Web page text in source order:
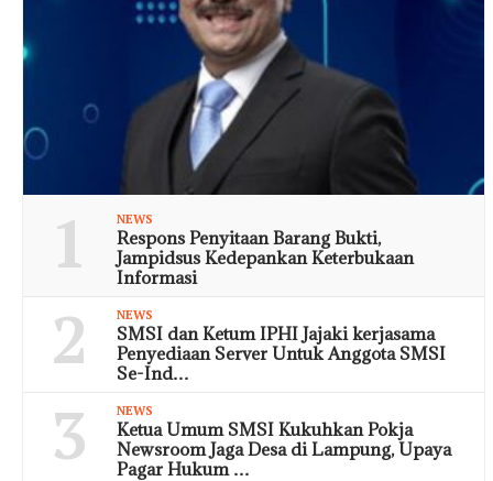
1 NEWS
Respons Penyitaan Barang Bukti,
Jampidsus Kedepankan Keterbukaan
Informasi
2 NEWS
SMSI dan Ketum IPHI Jajaki kerjasama
Penyediaan Server Untuk Anggota SMSI
Se-Ind…
3 NEWS
Ketua Umum SMSI Kukuhkan Pokja
Newsroom Jaga Desa di Lampung, Upaya
Pagar Hukum …